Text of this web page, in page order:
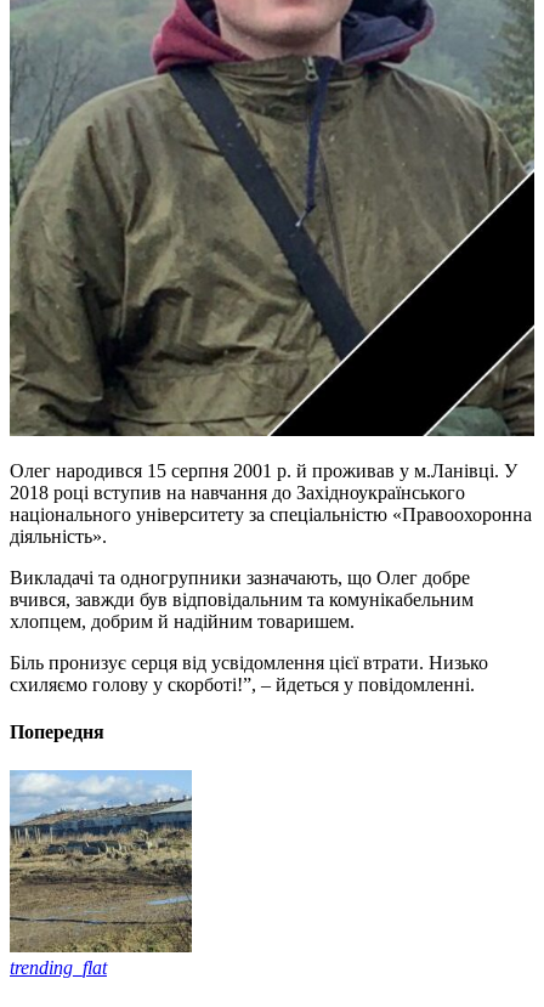
Олег народився 15 серпня 2001 р. й проживав у м.Ланівці. У
2018 році вступив на навчання до Західноукраїнського
національного університету за спеціальністю «Правоохоронна
діяльність».
Викладачі та одногрупники зазначають, що Олег добре
вчився, завжди був відповідальним та комунікабельним
хлопцем, добрим й надійним товаришем.
Біль пронизує серця від усвідомлення цієї втрати. Низько
схиляємо голову у скорботі!”, – йдеться у повідомленні.
Попередня
trending_flat